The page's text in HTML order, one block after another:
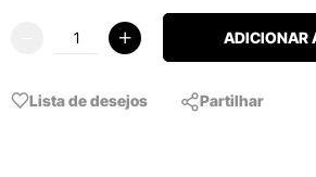
ADICIONAR
Lista de desejos Partilhar